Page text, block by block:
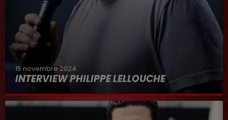
15 novembre 2024
INTERVIEW PHILIPPE LELLOUCHE